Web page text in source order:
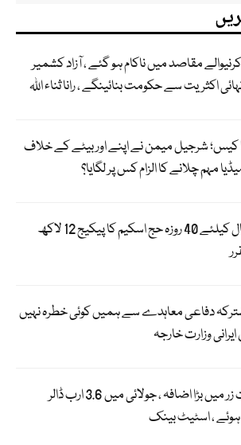
مقاصد میں ناکام ہو گئے ، آزاد کشمیر
اکثریت سے حکومت بنائینگے ، رانا ثناء اللہ
کیس؛ شرجیل میمن نے اپنے اور بیٹے کے خلاف
مہم چلانے کا الزام کس پر لگایا؟
اگلے سال کیلئے 40 روزہ حج اسکیم کا پیکیج 12 لاکھ
دفاعی معاہدے سے ہمیں کوئی خطرہ نہیں
ایرانی وزارت خارجہ
ترسیلات زر میں بڑا اضافہ ، جولائی میں 3.6 ارب ڈالر
، اسٹیٹ بینک